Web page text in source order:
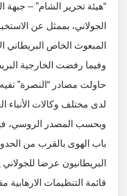
“هيئة تحرير الشام” – جبهة
المبعوث الخاص البريطاني
وفيما رفضت الخارجية
حاولت مصادر “النصرة”
لدى مختلف وكالات الأنباء
وبحسب المصدر الروسي،
باب الهوى بالقرب من
البريطانيون عرضا
قائمة التنظيمات الارهابية